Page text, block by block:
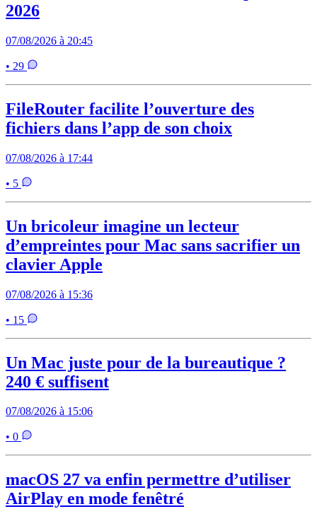
2026
07/08/2026 à 20:45
• 29
FileRouter facilite l’ouverture des
fichiers dans l’app de son choix
07/08/2026 à 17:44
• 5
Un bricoleur imagine un lecteur
d’empreintes pour Mac sans sacrifier un
clavier Apple
07/08/2026 à 15:36
• 15
Un Mac juste pour de la bureautique ?
240 € suffisent
07/08/2026 à 15:06
• 0
macOS 27 va enfin permettre d’utiliser
AirPlay en mode fenêtré